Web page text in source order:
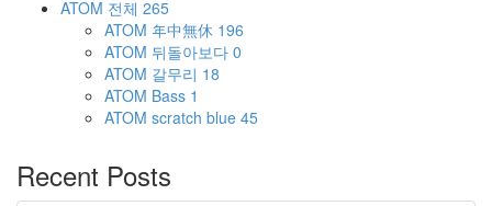
ATOM 전체 265
ATOM 年中無休 196
ATOM 뒤돌아보다 0
ATOM 갈무리 18
ATOM Bass 1
ATOM scratch blue 45
Recent Posts